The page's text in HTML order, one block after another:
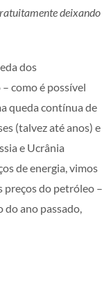
deixando
dos
como é possível
queda contínua de
(talvez até anos) e
e Ucrânia
de energia, vimos
preços do petróleo –
do ano passado,